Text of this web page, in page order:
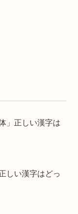
」正しい漢字は
しい漢字はどっ